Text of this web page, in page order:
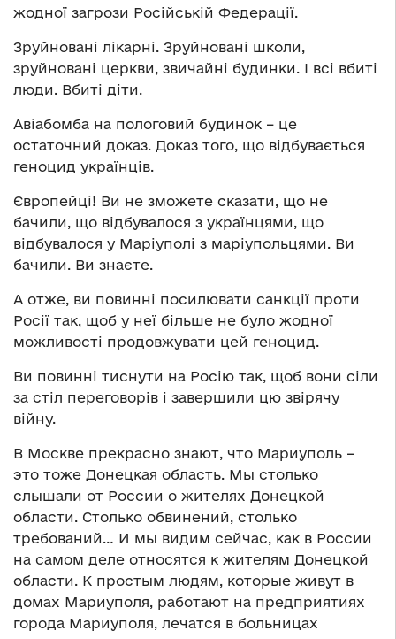
жодної загрози Російській Федерації.
Зруйновані лікарні. Зруйновані школи,
зруйновані церкви, звичайні будинки. І всі вбиті
люди. Вбиті діти.
Авіабомба на пологовий будинок – це
остаточний доказ. Доказ того, що відбувається
геноцид українців.
Європейці! Ви не зможете сказати, що не
бачили, що відбувалося з українцями, що
відбувалося у Маріуполі з маріупольцями. Ви
бачили. Ви знаєте.
А отже, ви повинні посилювати санкції проти
Росії так, щоб у неї більше не було жодної
можливості продовжувати цей геноцид.
Ви повинні тиснути на Росію так, щоб вони сіли
за стіл переговорів і завершили цю звірячу
війну.
В Москве прекрасно знают, что Мариуполь –
это тоже Донецкая область. Мы столько
слышали от России о жителях Донецкой
области. Столько обвинений, столько
требований… И мы видим сейчас, как в России
на самом деле относятся к жителям Донецкой
области. К простым людям, которые живут в
домах Мариуполя, работают на предприятиях
города Мариуполя, лечатся в больницах